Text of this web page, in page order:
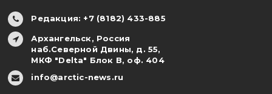
Редакция: +7 (8182) 433-885
Архангельск, Россия
наб.Северной Двины, д. 55,
МКФ "Delta" Блок В, оф. 404
info@arctic-news.ru